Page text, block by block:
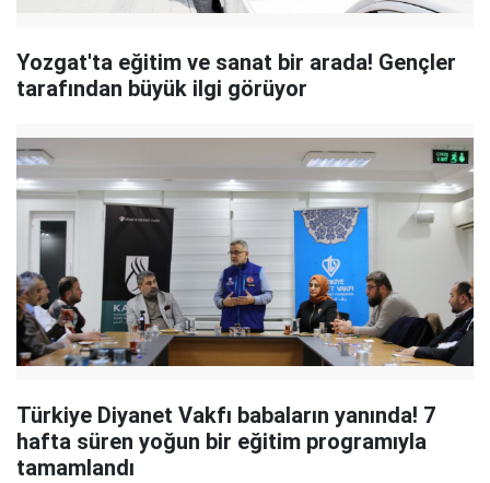
Yozgat'ta eğitim ve sanat bir arada! Gençler
tarafından büyük ilgi görüyor
Türkiye Diyanet Vakfı babaların yanında! 7
hafta süren yoğun bir eğitim programıyla
tamamlandı